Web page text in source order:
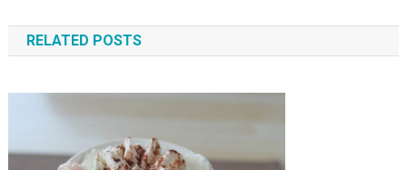
wpisu
RELATED POSTS